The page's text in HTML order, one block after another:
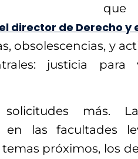
director de Derecho y
obsolescencias, y
justicia
más.
en las facultades
próximos, los